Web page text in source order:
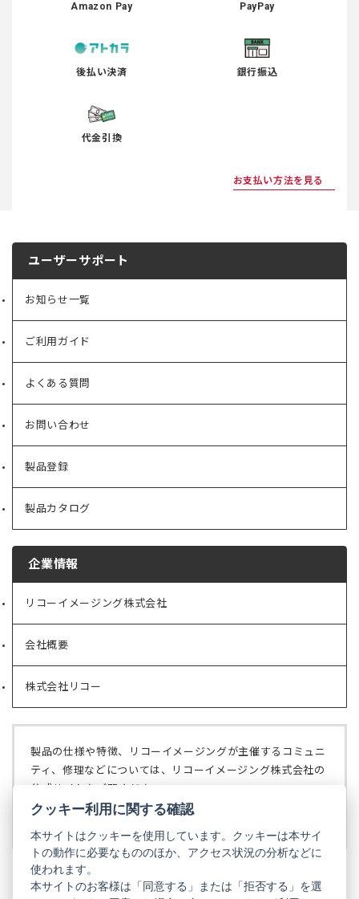
Amazon Pay PayPay
後払い決済 銀行振込
代金引換
お支払い方法を見る
ユーザーサポート
お知らせ一覧
ご利用ガイド
よくある質問
お問い合わせ
製品登録
製品カタログ
企業情報
リコーイメージング株式会社
（新
タ
ブ
で
開
く）
会社概要
（新
タ
ブ
で
く）
株式会社リコー
（新
ブ
で
開
製品の仕様や特徴、リコーイメージングが主催するコミュニ
ティ、修理などについては、リコーイメージング株式会社の
公式サイトをご覧ください。
リコーイメージング株式会社の公式サイト
（新
し
い
タ
ブ
で
クッキー利用に関する確認
本サイトはクッキーを使用しています。クッキーは本サイ
トの動作に必要なもののほか、アクセス状況の分析などに
使われます。
本サイトのお客様は「同意する」または「拒否する」を選